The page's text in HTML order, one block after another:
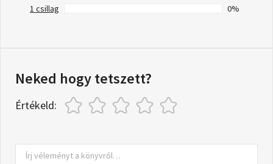
1 csillag
0%
Neked hogy tetszett?
Értékeld: